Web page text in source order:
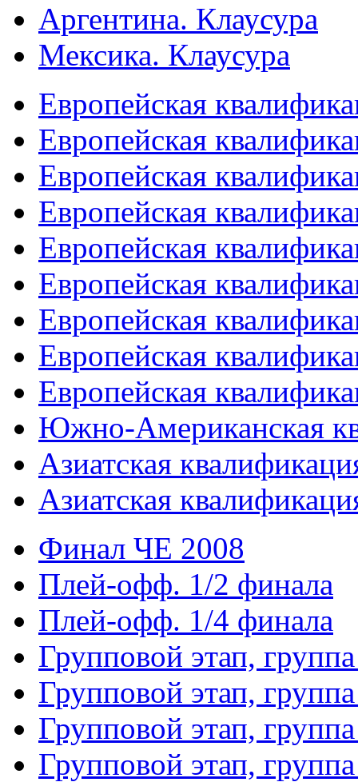
Аргентина. Клаусура
Мексика. Клаусура
Европейская
Европейская
Европейская
Европейская
Европейская
Европейская
Европейская
Европейская
Европейская
Южно-Американская
Азиатская
Азиатская
Финал ЧЕ 2008
Плей-офф. 1/2 финала
Плей-офф. 1/4 финала
Групповой этап,
Групповой этап,
Групповой этап,
Групповой этап,